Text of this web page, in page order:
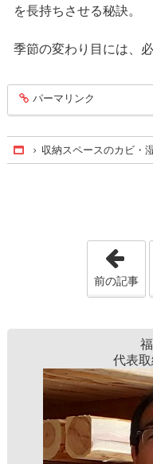
を長持ちさせる秘訣。
季節の変わり目には、
entry1292
パーマリンク
Home
収納スペースのカビ・
前の記事
代表